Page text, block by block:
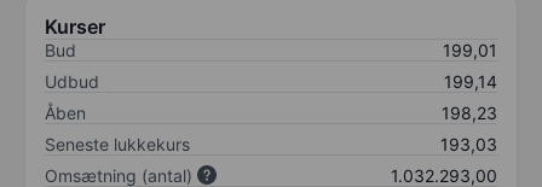
Kurser
Bud
199,01
Udbud
199,14
Åben
198,23
Seneste lukkekurs
193,03
Omsætning (antal)
1.032.293,00